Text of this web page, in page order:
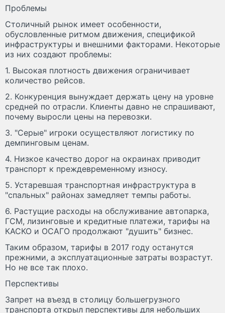
Проблемы
Столичный рынок имеет особенности,
обусловленные ритмом движения, спецификой
инфраструктуры и внешними факторами. Некоторые
из них создают проблемы:
1. Высокая плотность движения ограничивает
количество рейсов.
2. Конкуренция вынуждает держать цену на уровне
средней по отрасли. Клиенты давно не спрашивают,
почему выросли цены на перевозки.
3. "Серые" игроки осуществляют логистику по
демпинговым ценам.
4. Низкое качество дорог на окраинах приводит
транспорт к преждевременному износу.
5. Устаревшая транспортная инфраструктура в
"спальных" районах замедляет темпы работы.
6. Растущие расходы на обслуживание автопарка,
ГСМ, лизинговые и кредитные платежи, тарифы на
КАСКО и ОСАГО продолжают "душить" бизнес.
Таким образом, тарифы в 2017 году останутся
прежними, а эксплуатационные затраты возрастут.
Но не все так плохо.
Перспективы
Запрет на въезд в столицу большегрузного
транспорта открыл перспективы для небольших